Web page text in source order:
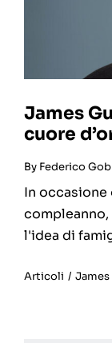
James
cuore
By Federico
In occasione
l'idea di
Articoli / James